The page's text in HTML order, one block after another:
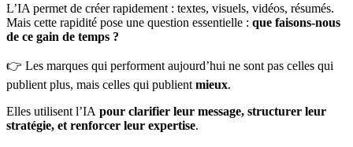
L’IA permet de créer rapidement : textes, visuels, vidéos, résumés.
Mais cette rapidité pose une question essentielle : que faisons-nous
de ce gain de temps ?
👉 Les marques qui performent aujourd’hui ne sont pas celles qui
publient plus, mais celles qui publient mieux.
Elles utilisent l’IA pour clarifier leur message, structurer leur
stratégie, et renforcer leur expertise.